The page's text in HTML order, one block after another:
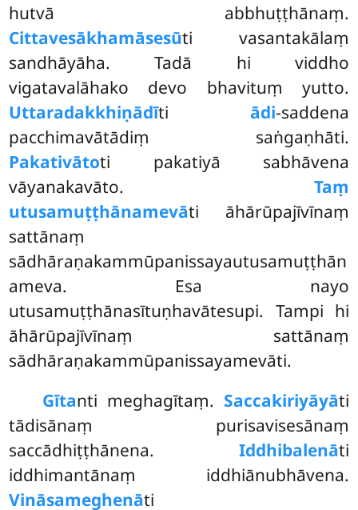
hutvā abbhuṭṭhānaṃ.
Cittavesākhamāsesūti vasantakālaṃ
sandhāyāha. Tadā hi viddho
vigatavalāhako devo bhavituṃ yutto.
Uttaradakkhiṇādīti ādi-saddena
pacchimavātādiṃ saṅgaṇhāti.
Pakativātoti pakatiyā sabhāvena
vāyanakavāto. Taṃ
utusamuṭṭhānamevāti āhārūpajīvīnaṃ
sattānaṃ
sādhāraṇakammūpanissayautusamuṭṭhān
ameva. Esa nayo
utusamuṭṭhānasītuṇhavātesupi. Tampi hi
āhārūpajīvīnaṃ sattānaṃ
sādhāraṇakammūpanissayamevāti.
Gītanti meghagītaṃ. Saccakiriyāyāti
tādisānaṃ purisavisesānaṃ
saccādhiṭṭhānena. Iddhibalenāti
iddhimantānaṃ iddhiānubhāvena.
Vināsameghenāti